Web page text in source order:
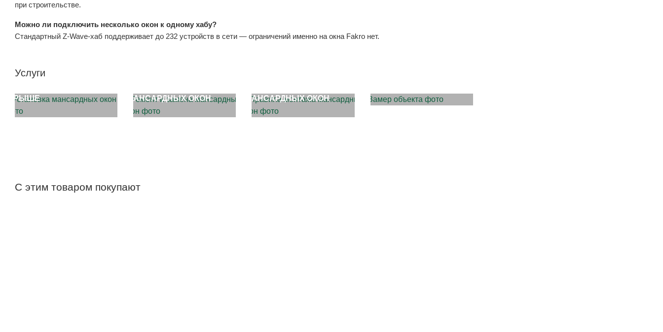
при строительстве.
Можно ли подключить несколько окон к одному хабу?
Стандартный Z-Wave-хаб поддерживает до 232 устройств в сети — ограничений именно на окна Fakro нет.
Услуги
КРЫШЕ
МАНСАРДНЫХ ОКОН
МАНСАРДНЫХ ОКОН
С этим товаром покупают